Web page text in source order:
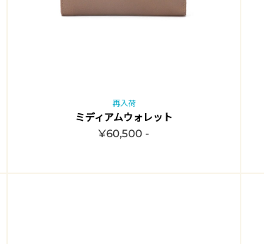
再入荷
ミディアムウォレット
¥60,500 -